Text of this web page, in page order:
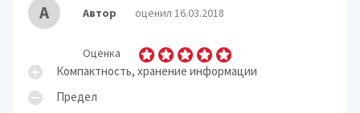
А Автор оценил 16.03.2018
Оценка
Компактность, хранение информации
Предел